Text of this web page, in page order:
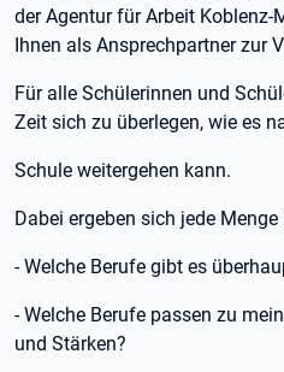
der Agentur für Arbeit Koblenz-
Ihnen als Ansprechpartner zur
Für alle Schülerinnen und
Zeit sich zu überlegen, wie es
Schule weitergehen kann.
Dabei ergeben sich jede Menge
- Welche Berufe gibt es
- Welche Berufe passen zu
und Stärken?